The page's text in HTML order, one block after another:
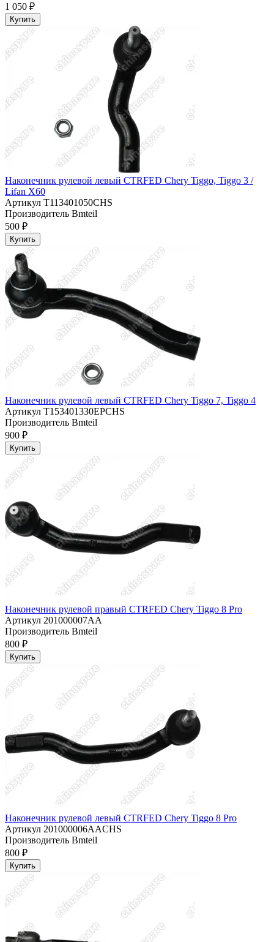
1 050 ₽
Купить
Наконечник рулевой левый CTRFED Chery Tiggo, Tiggo 3 /
Lifan X60
Артикул T113401050CHS
Производитель Bmteil
500 ₽
Купить
Наконечник рулевой левый CTRFED Chery Tiggo 7, Tiggo 4
Артикул T153401330EPCHS
Производитель Bmteil
900 ₽
Купить
Наконечник рулевой правый CTRFED Chery Tiggo 8 Pro
Артикул 201000007AA
Производитель Bmteil
800 ₽
Купить
Наконечник рулевой левый CTRFED Chery Tiggo 8 Pro
Артикул 201000006AACHS
Производитель Bmteil
800 ₽
Купить